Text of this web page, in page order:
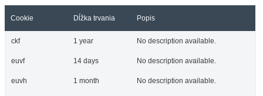
Cookie Dĺžka trvania Popis
ckf 1 year No description available.
euvf 14 days No description available.
euvh 1 month No description available.